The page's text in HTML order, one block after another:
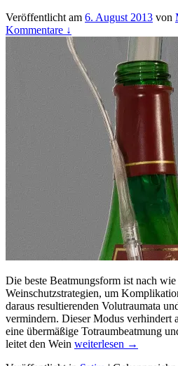
Veröffentlicht am 6. August 2013 von
Kommentare ↓
Die beste Beatmungsform ist nach
Weinschutzstrategien, um
daraus resultierenden Volutraumata
vermindern. Dieser Modus verhindert
eine übermäßige Totraumbeatmung
leitet den Wein weiterlesen Wein
→